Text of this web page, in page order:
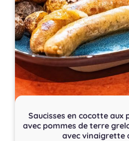
Saucisses en cocotte aux
avec pommes de terre
avec vinaigrette